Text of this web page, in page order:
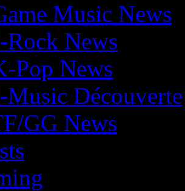
Music News
Rock News
Pop News
Music Découverte
GG News